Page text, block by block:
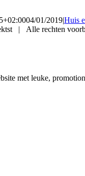
04/01/2019|Huis
| Alle rechten
met leuke,